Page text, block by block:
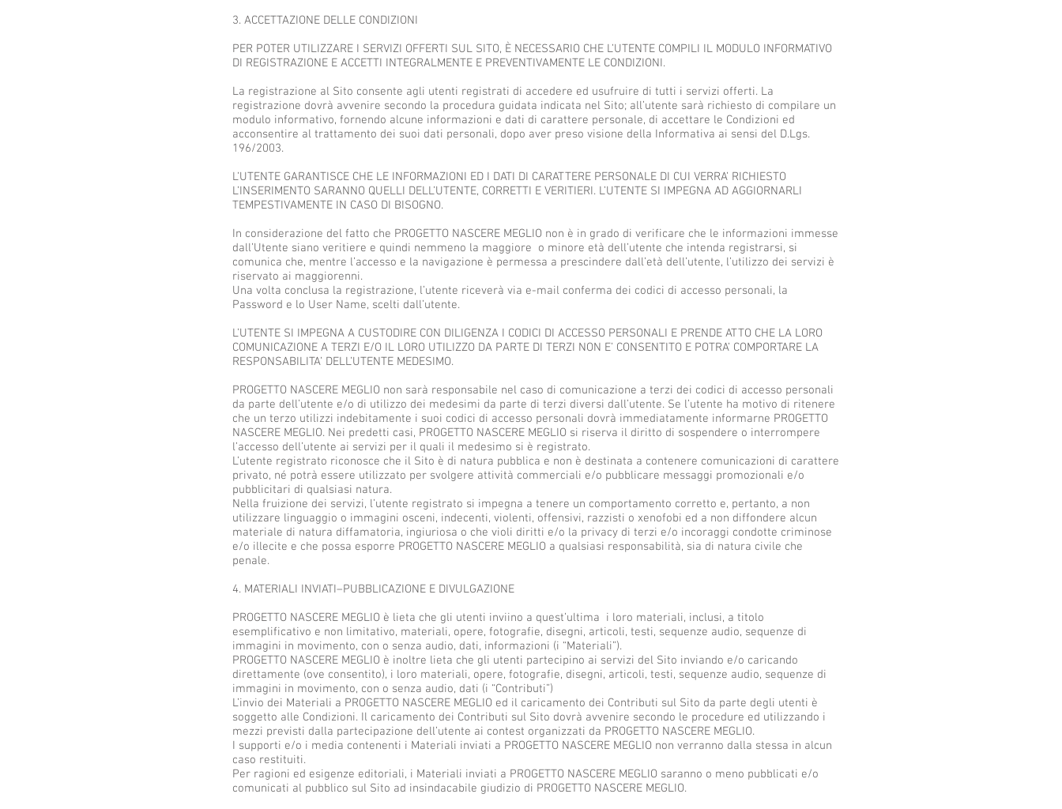
3. ACCETTAZIONE DELLE CONDIZIONI
PER POTER UTILIZZARE I SERVIZI OFFERTI SUL SITO, È NECESSARIO CHE L’UTENTE COMPILI IL MODULO INFORMATIVO
DI REGISTRAZIONE E ACCETTI INTEGRALMENTE E PREVENTIVAMENTE LE CONDIZIONI.
La registrazione al Sito consente agli utenti registrati di accedere ed usufruire di tutti i servizi offerti. La
registrazione dovrà avvenire secondo la procedura guidata indicata nel Sito; all’utente sarà richiesto di compilare un
modulo informativo, fornendo alcune informazioni e dati di carattere personale, di accettare le Condizioni ed
acconsentire al trattamento dei suoi dati personali, dopo aver preso visione della Informativa ai sensi del D.Lgs.
196/2003.
L’UTENTE GARANTISCE CHE LE INFORMAZIONI ED I DATI DI CARATTERE PERSONALE DI CUI VERRA’ RICHIESTO
L’INSERIMENTO SARANNO QUELLI DELL’UTENTE, CORRETTI E VERITIERI. L’UTENTE SI IMPEGNA AD AGGIORNARLI
TEMPESTIVAMENTE IN CASO DI BISOGNO.
In considerazione del fatto che PROGETTO NASCERE MEGLIO non è in grado di verificare che le informazioni immesse
dall’Utente siano veritiere e quindi nemmeno la maggiore o minore età dell’utente che intenda registrarsi, si
comunica che, mentre l’accesso e la navigazione è permessa a prescindere dall’età dell’utente, l’utilizzo dei servizi è
riservato ai maggiorenni.
Una volta conclusa la registrazione, l’utente riceverà via e-mail conferma dei codici di accesso personali, la
Password e lo User Name, scelti dall’utente.
L’UTENTE SI IMPEGNA A CUSTODIRE CON DILIGENZA I CODICI DI ACCESSO PERSONALI E PRENDE ATTO CHE LA LORO
COMUNICAZIONE A TERZI E/O IL LORO UTILIZZO DA PARTE DI TERZI NON E’ CONSENTITO E POTRA’ COMPORTARE LA
RESPONSABILITA’ DELL’UTENTE MEDESIMO.
PROGETTO NASCERE MEGLIO non sarà responsabile nel caso di comunicazione a terzi dei codici di accesso personali
da parte dell’utente e/o di utilizzo dei medesimi da parte di terzi diversi dall’utente. Se l’utente ha motivo di ritenere
che un terzo utilizzi indebitamente i suoi codici di accesso personali dovrà immediatamente informarne PROGETTO
NASCERE MEGLIO. Nei predetti casi, PROGETTO NASCERE MEGLIO si riserva il diritto di sospendere o interrompere
l’accesso dell’utente ai servizi per il quali il medesimo si è registrato.
L’utente registrato riconosce che il Sito è di natura pubblica e non è destinata a contenere comunicazioni di carattere
privato, né potrà essere utilizzato per svolgere attività commerciali e/o pubblicare messaggi promozionali e/o
pubblicitari di qualsiasi natura.
Nella fruizione dei servizi, l’utente registrato si impegna a tenere un comportamento corretto e, pertanto, a non
utilizzare linguaggio o immagini osceni, indecenti, violenti, offensivi, razzisti o xenofobi ed a non diffondere alcun
materiale di natura diffamatoria, ingiuriosa o che violi diritti e/o la privacy di terzi e/o incoraggi condotte criminose
e/o illecite e che possa esporre PROGETTO NASCERE MEGLIO a qualsiasi responsabilità, sia di natura civile che
penale.
4. MATERIALI INVIATI–PUBBLICAZIONE E DIVULGAZIONE
PROGETTO NASCERE MEGLIO è lieta che gli utenti inviino a quest’ultima i loro materiali, inclusi, a titolo
esemplificativo e non limitativo, materiali, opere, fotografie, disegni, articoli, testi, sequenze audio, sequenze di
immagini in movimento, con o senza audio, dati, informazioni (i “Materiali”).
PROGETTO NASCERE MEGLIO è inoltre lieta che gli utenti partecipino ai servizi del Sito inviando e/o caricando
direttamente (ove consentito), i loro materiali, opere, fotografie, disegni, articoli, testi, sequenze audio, sequenze di
immagini in movimento, con o senza audio, dati (i “Contributi”)
L’invio dei Materiali a PROGETTO NASCERE MEGLIO ed il caricamento dei Contributi sul Sito da parte degli utenti è
soggetto alle Condizioni. Il caricamento dei Contributi sul Sito dovrà avvenire secondo le procedure ed utilizzando i
mezzi previsti dalla partecipazione dell’utente ai contest organizzati da PROGETTO NASCERE MEGLIO.
I supporti e/o i media contenenti i Materiali inviati a PROGETTO NASCERE MEGLIO non verranno dalla stessa in alcun
caso restituiti.
Per ragioni ed esigenze editoriali, i Materiali inviati a PROGETTO NASCERE MEGLIO saranno o meno pubblicati e/o
comunicati al pubblico sul Sito ad insindacabile giudizio di PROGETTO NASCERE MEGLIO.